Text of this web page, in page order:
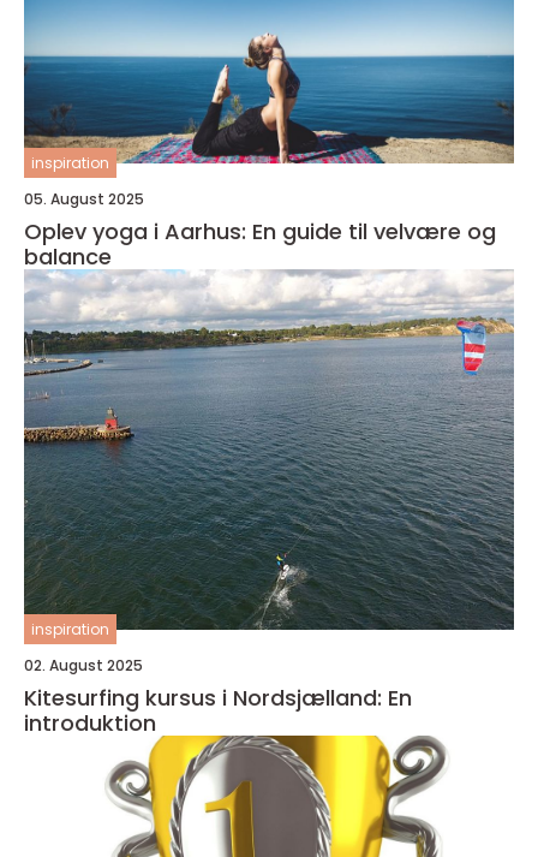
inspiration
05. August 2025
Oplev yoga i Aarhus: En guide til velvære og
balance
inspiration
02. August 2025
Kitesurfing kursus i Nordsjælland: En
introduktion